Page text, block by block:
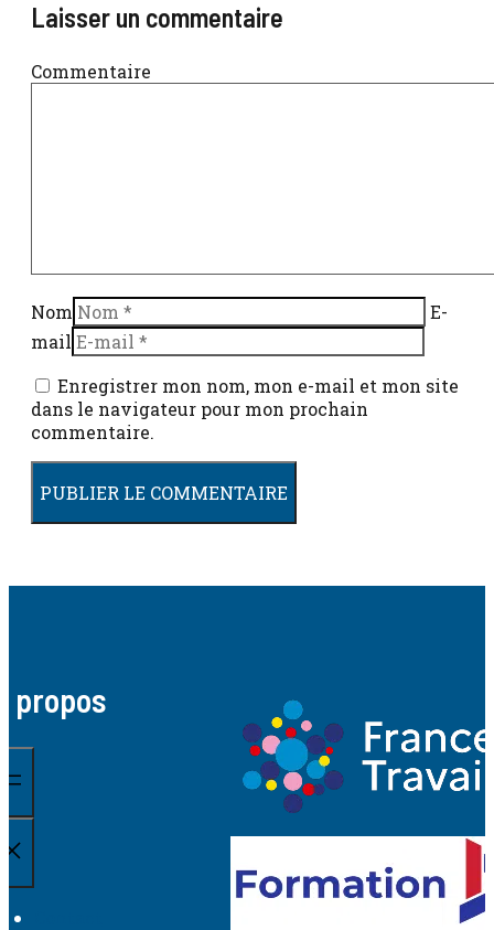
Laisser un commentaire
Commentaire
Nom
E-
mail
Enregistrer mon nom, mon e-mail et mon site
dans le navigateur pour mon prochain
commentaire.
propos